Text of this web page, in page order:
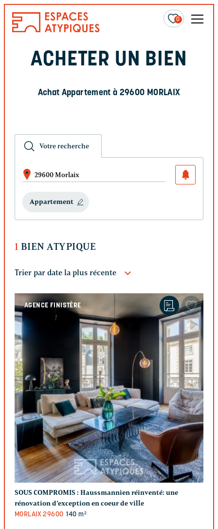
0
ACHETER UN BIEN
Achat Appartement à 29600 MORLAIX
Votre recherche
29600 Morlaix
Appartement
1 BIEN ATYPIQUE
AGENCE FINISTÈRE
SOUS COMPROMIS : Haussmannien réinventé: une
rénovation d’exception en coeur de ville
MORLAIX 29600 140 m²